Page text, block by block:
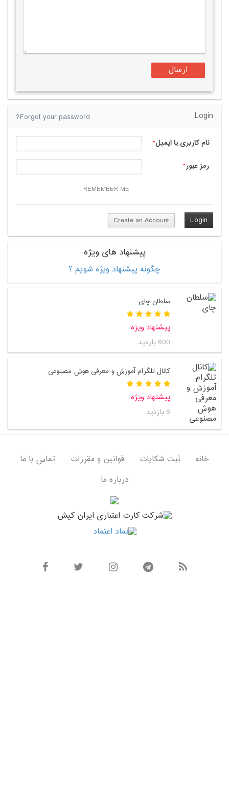
Login
Forgot your password?
نام کاربری یا ایمیل*
رمز عبور*
REMEMBER ME
Create an Account
پیشنهاد های ویژه
چگونه پیشنهاد ویژه شویم ؟
سلطان چای
پیشنهاد ویژه
600 بازدید
کانال تلگرام آموزش و معرفی هوش مصنوعی
پیشنهاد ویژه
6 بازدید
خانه ثبت شکایات قوانین و مقررات
تماس با ما
درباره ما